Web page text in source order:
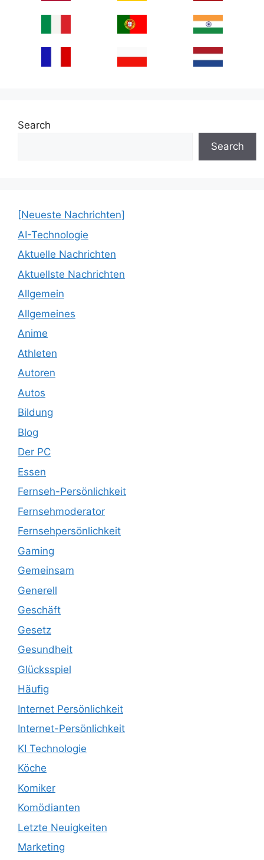
Search
Search
[Neueste Nachrichten]
AI-Technologie
Aktuelle Nachrichten
Aktuellste Nachrichten
Allgemein
Allgemeines
Anime
Athleten
Autoren
Autos
Bildung
Blog
Der PC
Essen
Fernseh-Persönlichkeit
Fernsehmoderator
Fernsehpersönlichkeit
Gaming
Gemeinsam
Generell
Geschäft
Gesetz
Gesundheit
Glücksspiel
Häufig
Internet Persönlichkeit
Internet-Persönlichkeit
KI Technologie
Köche
Komiker
Komödianten
Letzte Neuigkeiten
Marketing